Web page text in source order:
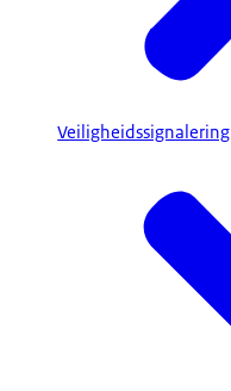
Veiligheidssignalering